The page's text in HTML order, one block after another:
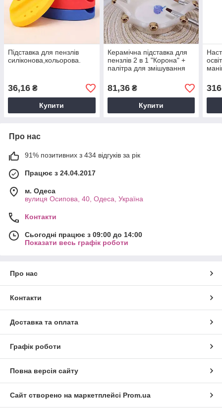
Підставка для пензлів
силіконова,кольорова.
36,16 ₴
Купити
Керамічна підставка для
пензлів 2 в 1 "Корона" +
палітра для змішування
81,36₴
Купити
Про нас
91% позитивних з 434 відгуків за рік
Працює з 24.04.2017
м. Одеса
вулиця Осипова, 40, Одеса, Україна
Контакти
Сьогодні працює з 09:00 до 14:00
Показати весь графік роботи
Про нас
Контакти
Доставка та оплата
Графік роботи
Повна версія сайту
Сайт створено на маркетплейсі Prom.ua